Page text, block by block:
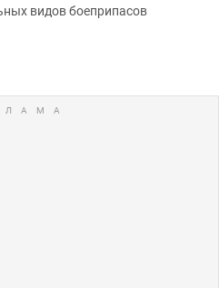
видов боеприпасов